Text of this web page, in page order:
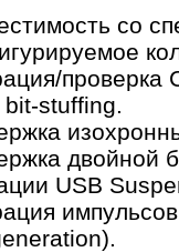
со
проверка
bit-stuffing.
двойной
USB
это MCU STM32F101xx,
это MCU STM32F101xx,
это MCU STM32F101xx и
MCU STM32F101xx и
lineэто MCU STM32F105xx и
дополнительные